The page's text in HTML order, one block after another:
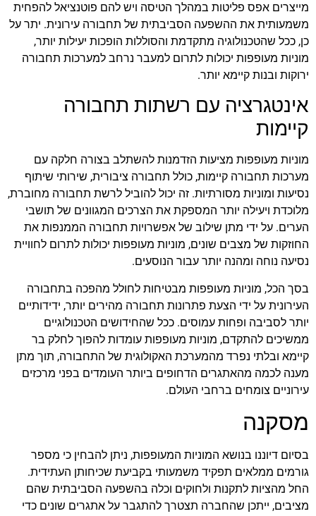
מייצרים אפס פליטות במהלך הטיסה ויש להם פוטנציאל להפחית
משמעותית את ההשפעה הסביבתית של תחבורה עירונית. יתר על
כן, ככל שהטכנולוגיה מתקדמת והסוללות הופכות יעילות יותר,
מוניות מעופפות יכולות לתרום למעבר נרחב למערכות תחבורה
ירוקות ובנות קיימא יותר.
אינטגרציה עם רשתות תחבורה
קיימות
מוניות מעופפות מציעות הזדמנות להשתלב בצורה חלקה עם
מערכות תחבורה קיימות, כולל תחבורה ציבורית, שירותי שיתוף
נסיעות ומוניות מסורתיות. זה יכול להוביל לרשת תחבורה מחוברת,
מלוכדת ויעילה יותר המספקת את הצרכים המגוונים של תושבי
הערים. על ידי מתן שילוב של אפשרויות תחבורה הממנפות את
החוזקות של מצבים שונים, מוניות מעופפות יכולות לתרום לחוויית
נסיעה נוחה ומהנה יותר עבור הנוסעים.
בסך הכל, מוניות מעופפות מבטיחות לחולל מהפכה בתחבורה
העירונית על ידי הצעת פתרונות תחבורה מהירים יותר, ידידותיים
יותר לסביבה ופחות עמוסים. ככל שהחידושים הטכנולוגיים
ממשיכים להתקדם, מוניות מעופפות עומדות להפוך לחלק בר
קיימא ובלתי נפרד מהמערכת האקולוגית של התחבורה, תוך מתן
מענה לכמה מהאתגרים הדחופים ביותר העומדים בפני מרכזים
עירוניים צומחים ברחבי העולם.
מסקנה
בסיום דיוננו בנושא המוניות המעופפות, ניתן להבחין כי מספר
גורמים ממלאים תפקיד משמעותי בקביעת שכיחותן העתידית.
החל מהציות לתקנות ולחוקים וכלה בהשפעה הסביבתית שהם
מציבים, ייתכן שהחברה תצטרך להתגבר על אתגרים שונים כדי